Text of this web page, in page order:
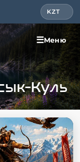
KZT
☰Меню
Куль